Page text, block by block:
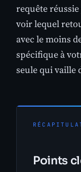
requête
voir lequel
avec le moins
spécifique à
seule qui vaille
Points